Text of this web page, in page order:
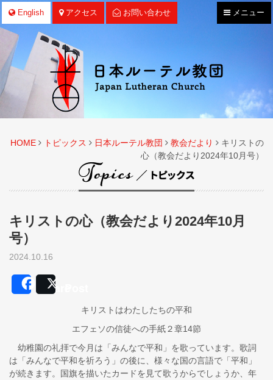
ナ
ビ
メニュー
English アクセス お問い合わせ
HOME トピックス 日本ルーテル教団 教会だより
キリストの
心（教会だより2024年10月号）
キリストの心（教会だより2024年10月
号）
2024.10.16
Share
キリストはわたしたちの平和
エフェソの信徒への手紙２章14節
幼稚園の礼拝で今月は「みんなで平和」を歌っています。歌詞
は「みんなで平和を祈ろう」の後に、様々な国の言語で「平和」
が続きます。国旗を描いたカードを見て歌うからでしょうか、年